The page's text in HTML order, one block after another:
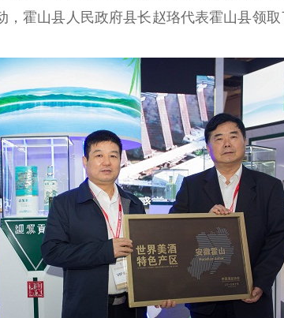
霍山县人民政府县长赵珞代表霍山县领取